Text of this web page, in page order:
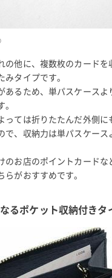
の他に、複数枚のカードを
タイプです。
あるため、単パスケースよ
っては折りたたんだ外側に
で、収納力は単パスケース
のお店のポイントカードな
らがおすすめです。
るポケット収納付きタ